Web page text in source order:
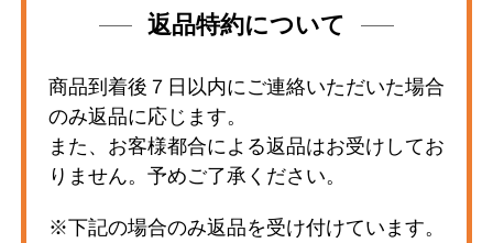
返品特約について
商品到着後７日以内にご連絡いただいた場合
のみ返品に応じます。
また、お客様都合による返品はお受けしてお
りません。予めご了承ください。
※下記の場合のみ返品を受け付けています。